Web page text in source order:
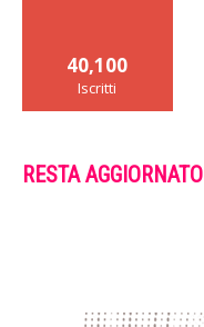
40,100
Iscritti
RESTA AGGIORNATO